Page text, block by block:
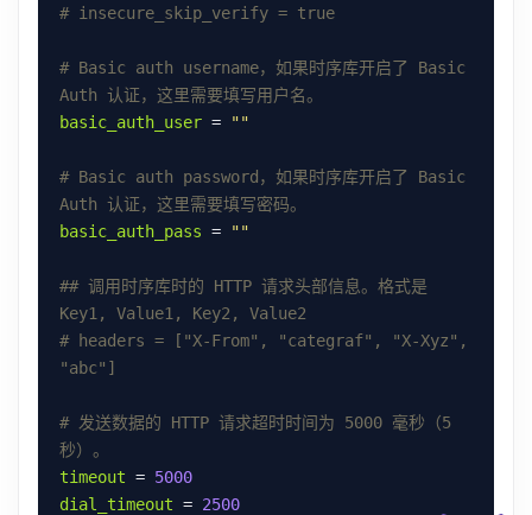
# insecure_skip_verify = true
# Basic auth username，如果时序库开启了 Basic
Auth 认证，这里需要填写用户名。
basic_auth_user = ""
# Basic auth password，如果时序库开启了 Basic
Auth 认证，这里需要填写密码。
basic_auth_pass = ""
## 调用时序库时的 HTTP 请求头部信息。格式是
Key1, Value1, Key2, Value2
# headers = ["X-From", "categraf", "X-Xyz",
"abc"]
# 发送数据的 HTTP 请求超时时间为 5000 毫秒（5
秒）。
timeout = 5000
dial_timeout = 2500